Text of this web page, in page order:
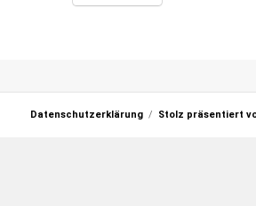
Datenschutzerklärung Stolz präsentiert